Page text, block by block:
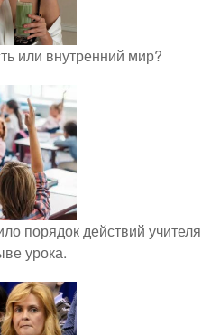
или внутренний мир?
порядок действий учителя
урока.